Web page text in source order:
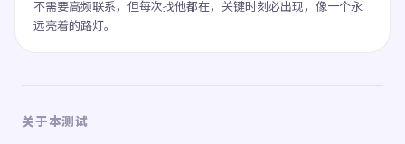
不需要高频联系，但每次找他都在，关键时刻必出现，像一个永
远亮着的路灯。
关于本测试